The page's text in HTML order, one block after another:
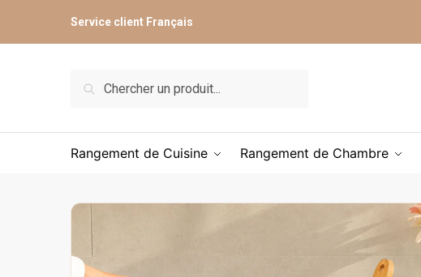
Service client Français
pour :
Recherche
Rangement de Cuisine Rangement de Chambre